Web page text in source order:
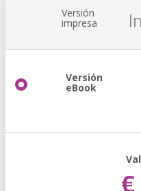
Versión
impresa
Versión
eBook
€